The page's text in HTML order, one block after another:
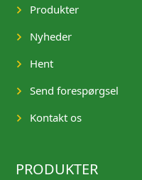
Produkter
Nyheder
Hent
Send forespørgsel
Kontakt os
PRODUKTER